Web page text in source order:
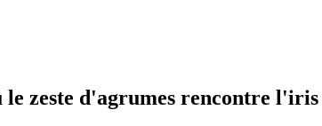
le zeste d'agrumes rencontre